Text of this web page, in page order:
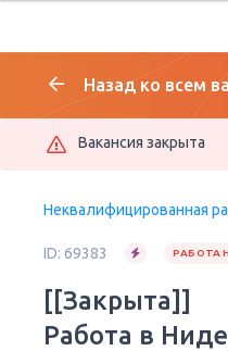
Назад ко всем
Вакансия закрыта
Неквалифицированная
ID: 69383 РАБОТА
[[Закрыта]]
Работа в